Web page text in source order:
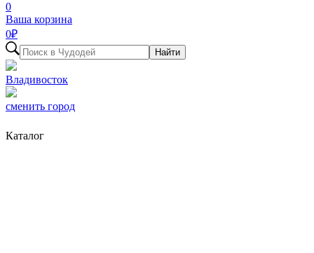
0
Ваша корзина
0₽
Найти
Владивосток
сменить город
Каталог